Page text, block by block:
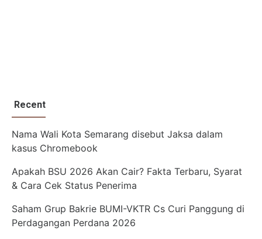
Recent
Nama Wali Kota Semarang disebut Jaksa dalam
kasus Chromebook
Apakah BSU 2026 Akan Cair? Fakta Terbaru, Syarat
& Cara Cek Status Penerima
Saham Grup Bakrie BUMI-VKTR Cs Curi Panggung di
Perdagangan Perdana 2026